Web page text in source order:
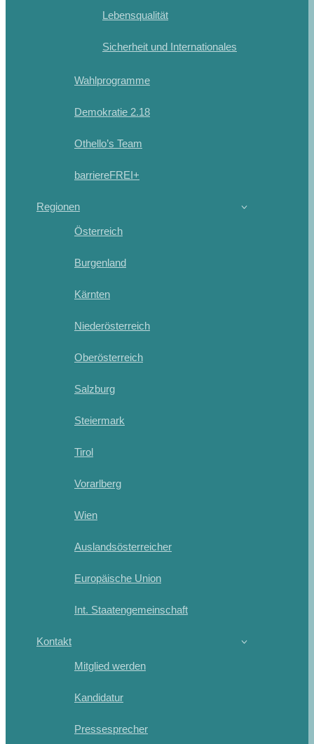
Lebensqualität
Sicherheit und Internationales
Wahlprogramme
Demokratie 2.18
Othello’s Team
barriereFREI+
Regionen
Österreich
Burgenland
Kärnten
Niederösterreich
Oberösterreich
Salzburg
Steiermark
Tirol
Vorarlberg
Wien
Auslandsösterreicher
Europäische Union
Int. Staatengemeinschaft
Kontakt
Mitglied werden
Kandidatur
Pressesprecher